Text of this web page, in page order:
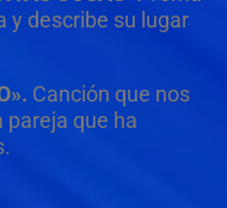
y describe su lugar
Canción que nos
pareja que ha